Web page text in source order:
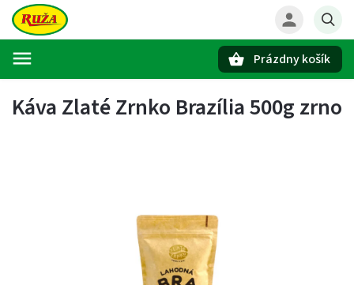
Prázdny košík
Káva Zlaté Zrnko Brazília 500g zrno